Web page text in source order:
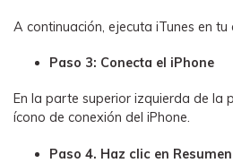
A continuación, ejecuta iTunes en
Paso 3: Conecta el iPhone
En la parte superior izquierda de la
ícono de conexión del iPhone.
Paso 4. Haz clic en Resumen